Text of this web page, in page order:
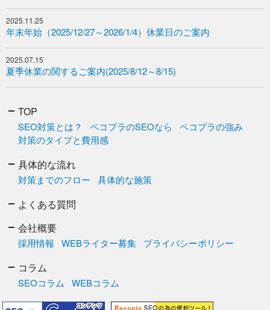
2025.11.25
年末年始（2025/12/27～2026/1/4）休業日のご案内
2025.07.15
夏季休業の関するご案内(2025/8/12～8/15)
TOP
SEO対策とは？ ペコプラのSEOなら
ペコプラの強み
対策のタイプと費用感
具体的な流れ
対策までのフロー 具体的な施策
よくある質問
会社概要
採用情報 WEBライター募集 プライバシーポリシー
コラム
SEOコラム WEBコラム